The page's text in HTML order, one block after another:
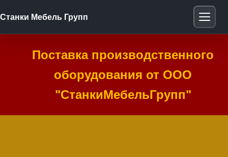
Станки Мебель Групп
Поставка производственного
оборудования от ООО
"СтанкиМебельГрупп"